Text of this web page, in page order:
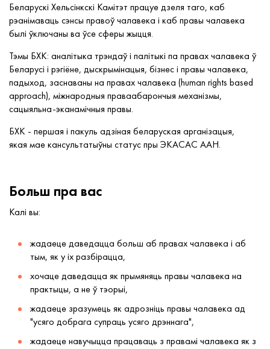
Беларускі Хельсінкскі Камітэт працуе дзеля таго, каб
рэанімаваць сэнсы правоў чалавека і каб правы чалавека
былі ўключаны ва ўсе сферы жыцця.
Тэмы БХК: аналітыка трэндаў і палітыкі па правах чалавека ў
Беларусі і рэгіёне, дыскрымінацыя, бізнес і правы чалавека,
падыход, заснаваны на правах чалавека (human rights based
approach), міжнародныя праваабарончыя механізмы,
сацыяльна-эканамічныя правы.
БХК - першая і пакуль адзіная беларуская арганізацыя,
якая мае кансультатыўны статус пры ЭКАСАС ААН.
Больш пра вас
Калі вы:
жадаеце даведацца больш аб правах чалавека і аб
тым, як у іх разбірацца,
хочаце даведацца як прымяняць правы чалавека на
практыцы, а не ў тэорыі,
жадаеце зразумець як адрозніць правы чалавека ад
"усяго добрага супраць усяго дрэннага",
жадаеце навучыцца працаваць з правамі чалавека як з